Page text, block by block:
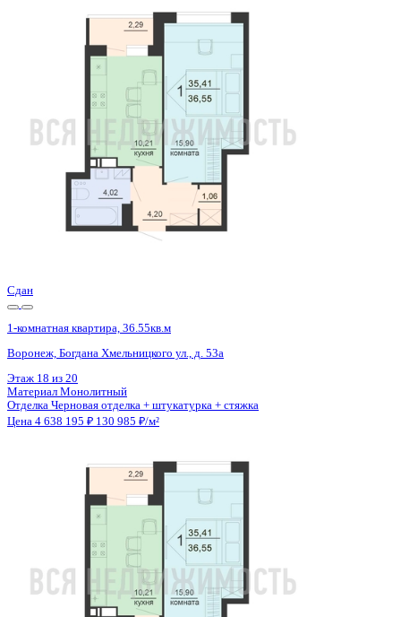
1-комнатная квартира, 39.83кв.м
Воронеж, Ростовская ул., д. 18а
5 из 15
Монолитный
Черновая отделка